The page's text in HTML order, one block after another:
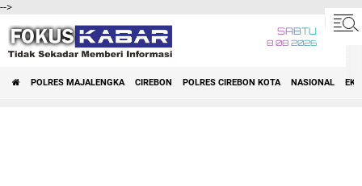
-->
SABTU
8 08 2026
POLRES MAJALENGKA CIREBON POLRES CIREBON KOTA NASIONAL